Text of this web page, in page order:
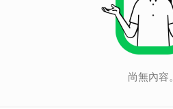
尚無內容。